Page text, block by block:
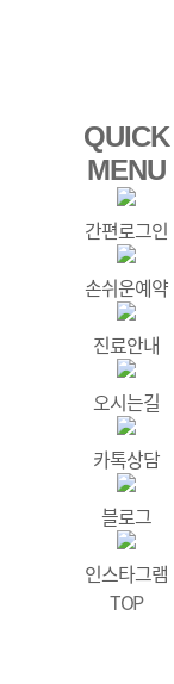
QUICK
MENU
간편로그인
손쉬운예약
진료안내
오시는길
카톡상담
블로그
인스타그램
TOP